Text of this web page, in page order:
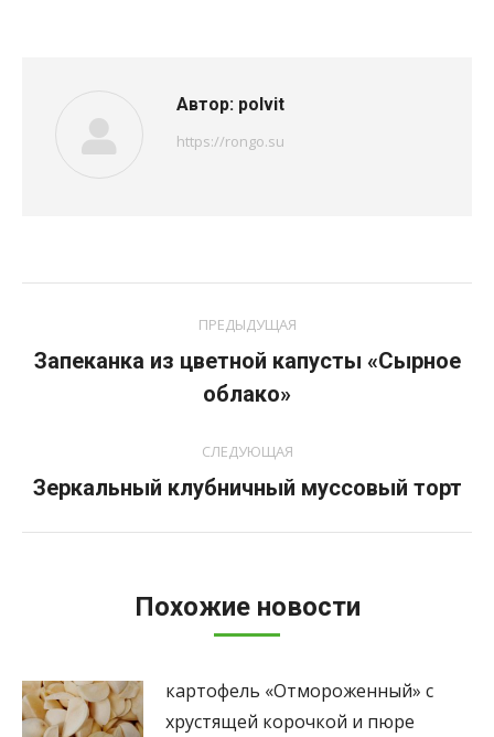
Автор: polvit
https://rongo.su
по
ПРЕДЫДУЩАЯ
Предыдущая
запись:
Запеканка из цветной капусты «Сырное
облако»
СЛЕДУЮЩАЯ
Следующая
Зеркальный клубничный муссовый торт
Похожие новости
картофель «Отмороженный» с
хрустящей корочкой и пюре